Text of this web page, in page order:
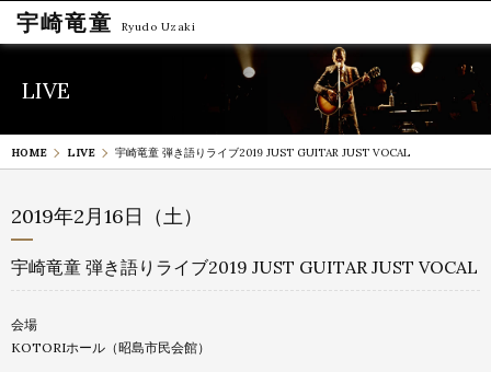
宇崎竜童 Ryudo Uzaki
LIVE
HOME LIVE 宇崎竜童 弾き語りライブ2019 JUST GUITAR JUST VOCAL
2019年2月16日（土）
宇崎竜童 弾き語りライブ2019 JUST GUITAR JUST VOCAL
会場
KOTORIホール（昭島市民会館）